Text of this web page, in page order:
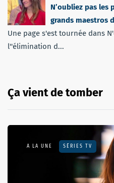
N’oubliez pas les
grands maestros
Une page s'est tournée dans
l''élimination d...
Ça vient de tomber
A LA UNE SÉRIES TV